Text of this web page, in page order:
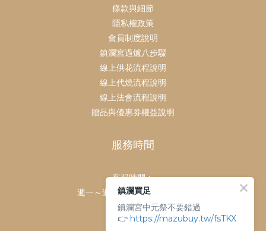
條款與細節
隱私權政策
會員制度說明
鎮瀾宮過爐八步驟
線上供花流程說明
線上代燒流程說明
線上法會流程說明
贈品與優惠券權益說明
服務時間
客服時間：
週一～週日 上午9點～下午6點
客服電話：
04-26763688
鎮瀾買足
鎮瀾宮中元祭不要錯過
👉 https://mazubuy.tw/fsTKX